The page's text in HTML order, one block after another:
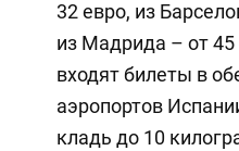
32 евро, из
из Мадрида – от 45
входят билеты в
аэропортов
кладь до 10